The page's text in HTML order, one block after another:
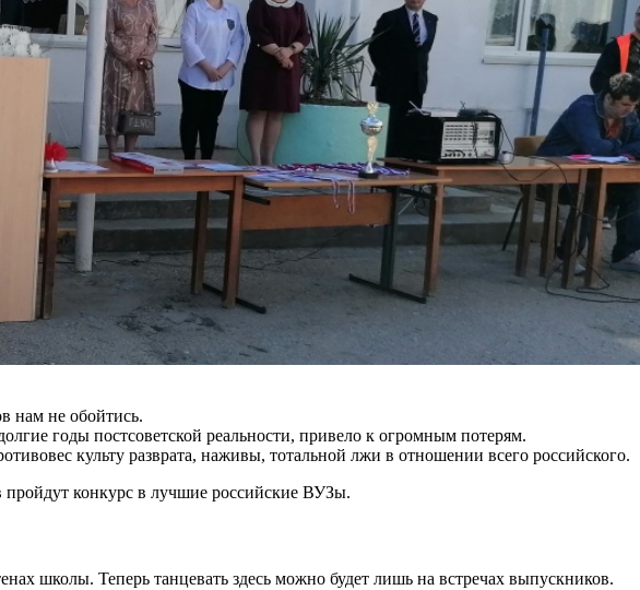
нам не обойтись.
годы постсоветской реальности, привело к огромным потерям.
культу разврата, наживы, тотальной лжи в отношении всего российского.
конкурс в лучшие российские ВУЗы.
школы. Теперь танцевать здесь можно будет лишь на встречах выпускников.